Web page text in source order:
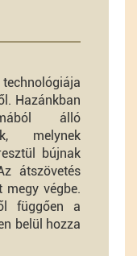
Hazánkban
álló
melynek
bújnak
átszövetés
megy végbe.
függően a
belül hozza